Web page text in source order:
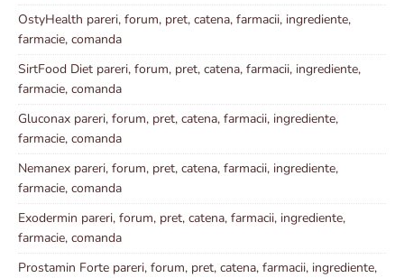
OstyHealth pareri, forum, pret, catena, farmacii, ingrediente,
farmacie, comanda
SirtFood Diet pareri, forum, pret, catena, farmacii, ingrediente,
farmacie, comanda
Gluconax pareri, forum, pret, catena, farmacii, ingrediente,
farmacie, comanda
Nemanex pareri, forum, pret, catena, farmacii, ingrediente,
farmacie, comanda
Exodermin pareri, forum, pret, catena, farmacii, ingrediente,
farmacie, comanda
Prostamin Forte pareri, forum, pret, catena, farmacii, ingrediente,